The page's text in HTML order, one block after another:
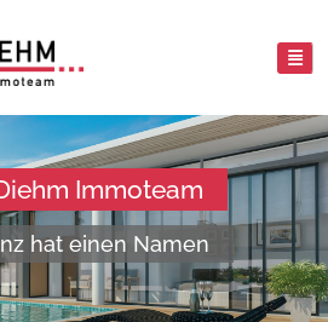
Immoteam
hat einen Namen